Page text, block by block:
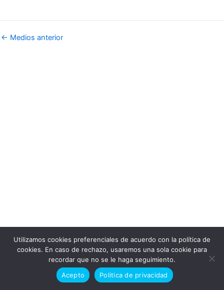
← Medios anterior
Doctor en alaska © Todos los derechos reservados 2026
Politica de cookiesPolitica de privacidad
Utilizamos cookies preferenciales de acuerdo con la política de
cookies. En caso de rechazo, usaremos una sola cookie para
recordar que no se le haga seguimiento.
Acepto
Politica de privacidad